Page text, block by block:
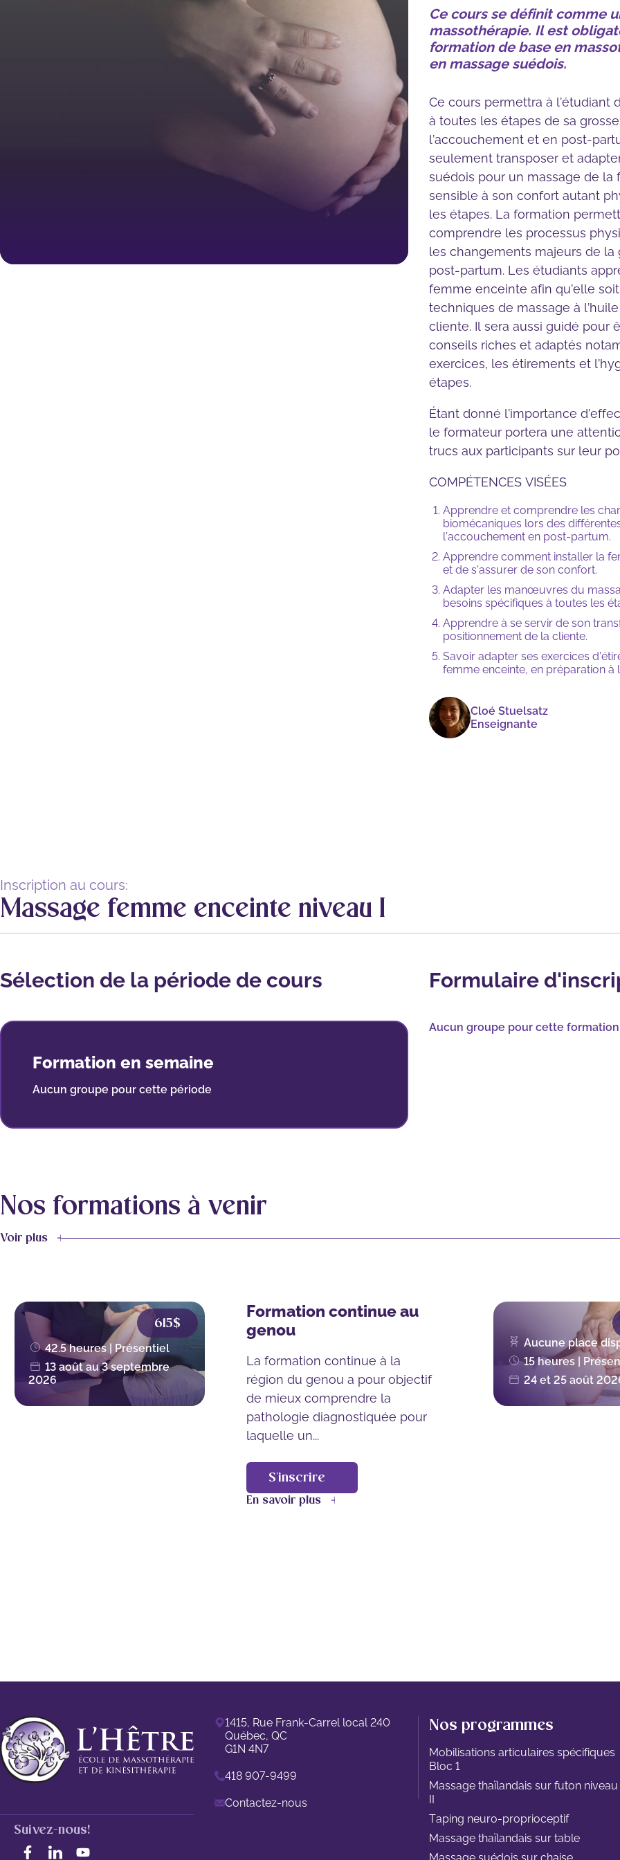
niveau I
Massage suédois
Bassin et membre
Massage suédois
Mobilité articulaire et
musculaire
Pratique supervisée
avancée
Ce cours se définit comme
massothérapie. Il est
formation de base en
en massage suédois.
Ce cours permettra à l’étudiant
à toutes les étapes de sa
l’accouchement et en post-
seulement transposer et
suédois pour un massage de
sensible à son confort autant
les étapes. La formation
comprendre les processus
les changements majeurs de la
post-partum. Les étudiants
femme enceinte afin qu’elle
techniques de massage à
cliente. Il sera aussi guidé pour
conseils riches et adaptés
exercices, les étirements et
étapes.
Étant donné l’importance
le formateur portera une
trucs aux participants sur leur
COMPÉTENCES VISÉES
Apprendre et comprendre les
biomécaniques lors des
l’accouchement en post-partum.
Apprendre comment installer la
et de s’assurer de son confort.
Adapter les manœuvres du
besoins spécifiques à toutes les
Apprendre à se servir de son
positionnement de la cliente.
Savoir adapter ses exercices
femme enceinte, en préparation
Cloé Stuelsatz
Enseignante
Inscription au cours:
Massage femme enceinte niveau I
Sélection de la période de cours
Formation en semaine
Aucun groupe pour cette période
Formulaire
Aucun groupe pour cette formation
Nos formations à venir
Voir plus
615$
42.5 heures | Présentiel
13 août au 3 septembre
2026
Formation continue au
genou
La formation continue à la
région du genou a pour objectif
de mieux comprendre la
pathologie diagnostiquée pour
laquelle un...
S'inscrire
En savoir plus
Aucune place
15 heures |
24 et 25 août
Suivez-nous!
1415, Rue Frank-Carrel local 240
Québec, QC
G1N 4N7
418 907-9499
Contactez-nous
Nos programmes
Mobilisations articulaires spécifiques
Bloc 1
Massage thaïlandais sur futon niveau
II
Taping neuro-proprioceptif
Massage thaïlandais sur table